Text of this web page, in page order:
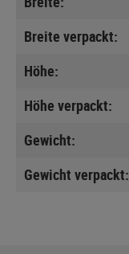
Breite verpackt:
Höhe:
Höhe verpackt:
Gewicht:
Gewicht verpackt: